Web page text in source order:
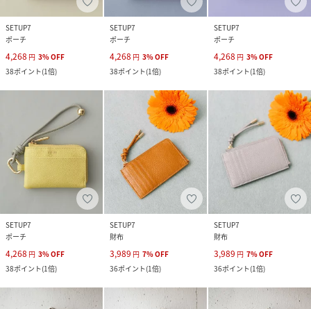
SETUP7
ポーチ
4,268 円 3%OFF
38ポイント(1倍)
SETUP7
ポーチ
4,268 円 3%OFF
38ポイント(1倍)
SETUP7
ポーチ
4,268 円 3%OFF
38ポイント(1倍)
SETUP7
ポーチ
4,268 円 3%OFF
38ポイント(1倍)
SETUP7
財布
3,989 円 7%OFF
36ポイント(1倍)
SETUP7
財布
3,989 円 7%OFF
36ポイント(1倍)